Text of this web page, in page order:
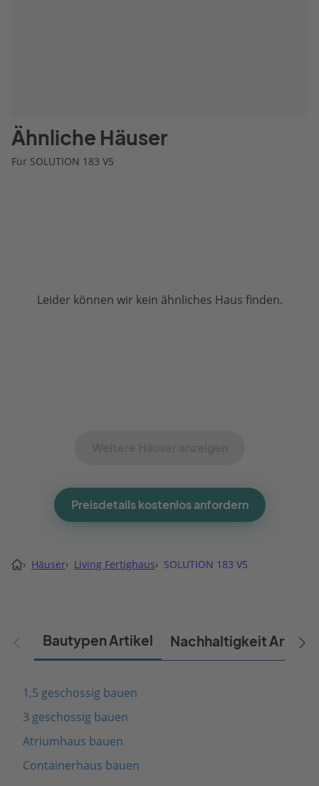
Ähnliche Häuser
Für SOLUTION 183 V5
Leider können wir kein ähnliches Haus finden.
Preisdetails kostenlos anfordern
› Häuser› Living Fertighaus› SOLUTION 183 V5
Bautypen Artikel Nachhaltigkeit Artikel
1,5 geschossig bauen
3 geschossig bauen
Atriumhaus bauen
Containerhaus bauen